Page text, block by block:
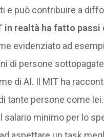
e può contribuire a
in realtà ha fatto
evidenziato ad
di persone
di AI. Il MIT ha
tante persone come
salario minimo per lo